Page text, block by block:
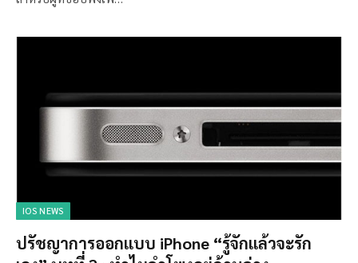
IOS NEWS
ปรัชญาการออกแบบ iPhone “รู้จักแล้วจะรัก